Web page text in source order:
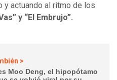
y actuando al ritmo de los
y “El Embrujo”.
>
Moo Deng, el hipopótamo